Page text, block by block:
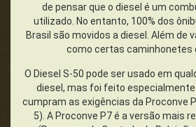
de pensar que o diesel é um
utilizado. No entanto, 100% dos
Brasil são movidos a diesel. Além de
como certas caminhonetes
O Diesel S-50 pode ser usado em
diesel, mas foi feito
cumpram as exigências da Proconve
5). A Proconve P7 é a versão mais